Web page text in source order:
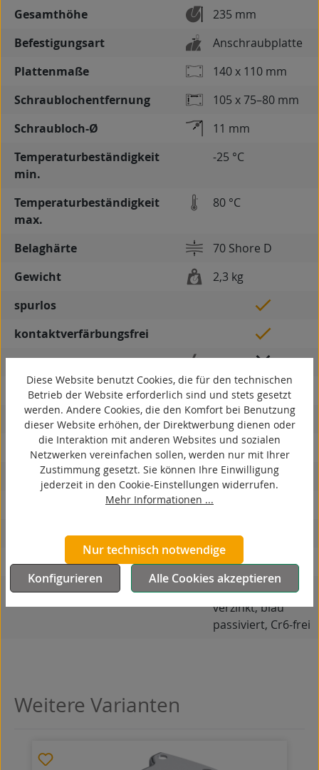
Gesamthöhe
235 mm
Befestigungsart
Anschraubplatte
Plattenmaße
140 x 110 mm
Schraublochentfernung
105 x 75–80 mm
Schraubloch-Ø
11 mm
Temperaturbeständigkeit
min.
-25 °C
Temperaturbeständigkeit
max.
80 °C
Belaghärte
70 Shore D
Gewicht
2,3 kg
spurlos
kontaktverfärbungsfrei
antistatisch
ESD
elektrisch leitfähig
korrosionsbeständig
hitzebeständig
autoklaventauglich
Produkttyp
Bockrolle
Material Gehäuse
Stahlblech
Oberfläche Gehäuse
galvanisch
verzinkt, blau
passiviert, Cr6-frei
Produktgalerie überspringen
Weitere Varianten
Diese Website benutzt Cookies, die für den technischen
Betrieb der Website erforderlich sind und stets gesetzt
werden. Andere Cookies, die den Komfort bei Benutzung
dieser Website erhöhen, der Direktwerbung dienen oder
die Interaktion mit anderen Websites und sozialen
Netzwerken vereinfachen sollen, werden nur mit Ihrer
Zustimmung gesetzt. Sie können Ihre Einwilligung
jederzeit in den Cookie-Einstellungen widerrufen.
Mehr Informationen ...
Nur technisch notwendige
Konfigurieren
Alle Cookies akzeptieren